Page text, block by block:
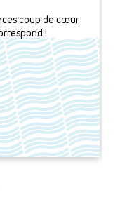
coup de cœur
!